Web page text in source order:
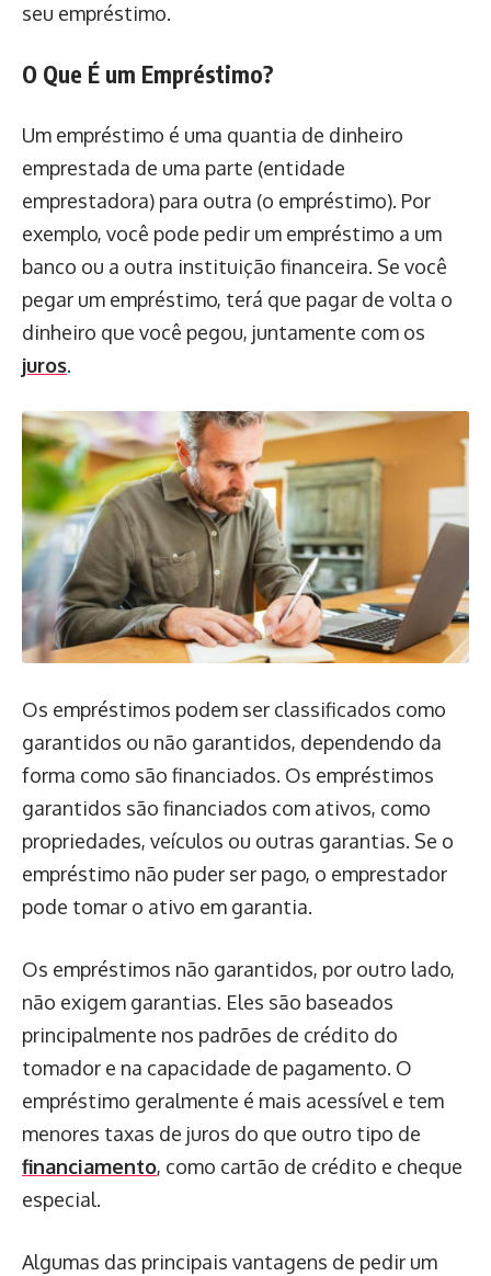
seu empréstimo.
O Que É um Empréstimo?
Um empréstimo é uma quantia de dinheiro
emprestada de uma parte (entidade
emprestadora) para outra (o empréstimo). Por
exemplo, você pode pedir um empréstimo a um
banco ou a outra instituição financeira. Se você
pegar um empréstimo, terá que pagar de volta o
dinheiro que você pegou, juntamente com os
juros.
Os empréstimos podem ser classificados como
garantidos ou não garantidos, dependendo da
forma como são financiados. Os empréstimos
garantidos são financiados com ativos, como
propriedades, veículos ou outras garantias. Se o
empréstimo não puder ser pago, o emprestador
pode tomar o ativo em garantia.
Os empréstimos não garantidos, por outro lado,
não exigem garantias. Eles são baseados
principalmente nos padrões de crédito do
tomador e na capacidade de pagamento. O
empréstimo geralmente é mais acessível e tem
menores taxas de juros do que outro tipo de
financiamento, como cartão de crédito e cheque
especial.
Algumas das principais vantagens de pedir um